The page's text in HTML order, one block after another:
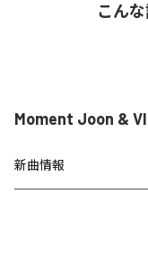
こん
Moment Joon &
新曲情報